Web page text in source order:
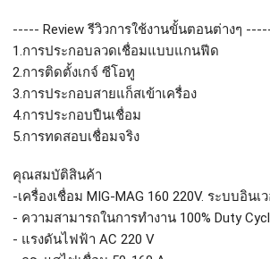
----- Review รีวิวการใช้งานขั้นตอนต่างๆ
1.การประกอบลวดเชื่อมแบบแกนฟีด
2.การติดตั้งเกจ์ ซีโอทู
3.การประกอบสายแก็สเข้าเครื่อง
4.การประกอบปืนเชื่อม
5.การทดสอบเชื่อมจริง
คุณสมบัติสินค้า
-เครื่องเชื่อม MIG-MAG 160 220V. ระบบอินเ
- ความสามารถในการทำงาน 100% Duty
- แรงดันไฟฟ้า AC 220 V